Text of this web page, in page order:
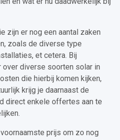
zijn er nog een aantal zaken
zoals de diverse type
et cetera. Bij
diverse soorten solar in
die hierbij komen kijken,
krijg je daarnaast de
direct enkele offertes aan te
prijs om zo nog